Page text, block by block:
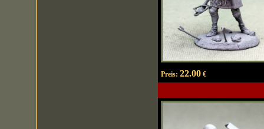
Preis: 22.00€